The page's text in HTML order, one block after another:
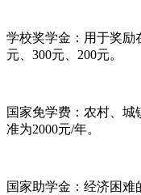
学校奖学金：用于奖励
元、300元、200元。
国家免学费：农村、
准为2000元/年。
国家助学金：经济困难